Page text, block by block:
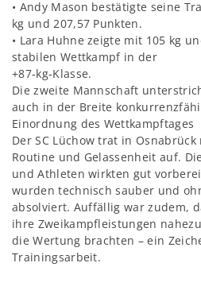
• Andy Mason bestätigte seine
kg und 207,57 Punkten.
• Lara Huhne zeigte mit 105 kg
stabilen Wettkampf in der
+87‑kg‑Klasse.
Die zweite Mannschaft
auch in der Breite
Einordnung des Wettkampftages
Der SC Lüchow trat in
Routine und Gelassenheit auf.
und Athleten wirkten gut
wurden technisch sauber und
absolviert. Auffällig war zudem,
ihre Zweikampfleistungen
die Wertung brachten – ein
Trainingsarbeit.